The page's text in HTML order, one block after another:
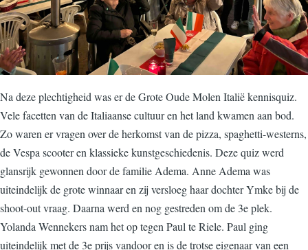
Na deze plechtigheid was er de Grote Oude Molen Italië kennisquiz.
Vele facetten van de Italiaanse cultuur en het land kwamen aan bod.
Zo waren er vragen over de herkomst van de pizza, spaghetti-westerns,
de Vespa scooter en klassieke kunstgeschiedenis. Deze quiz werd
glansrijk gewonnen door de familie Adema. Anne Adema was
uiteindelijk de grote winnaar en zij versloeg haar dochter Ymke bij de
shoot-out vraag. Daarna werd en nog gestreden om de 3e plek.
Yolanda Wennekers nam het op tegen Paul te Riele. Paul ging
uiteindelijk met de 3e prijs vandoor en is de trotse eigenaar van een